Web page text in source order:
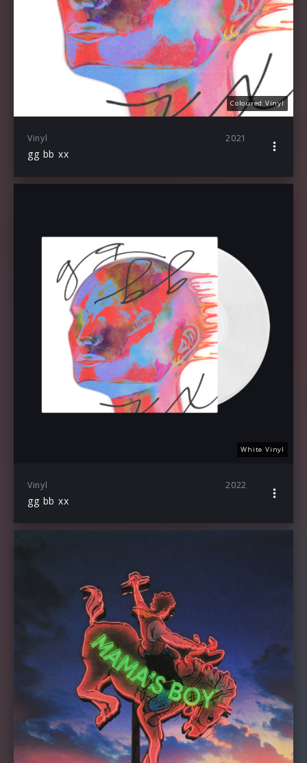
Coloured Vinyl
Vinyl 2021
gg bb xx
White Vinyl
Vinyl 2022
gg bb xx